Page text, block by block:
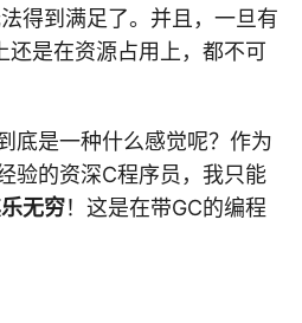
得到满足了。并且，一旦有
还是在资源占用上，都不可
底是一种什么感觉呢？作为
验的资深C程序员，我只能
无穷！这是在带GC的编程